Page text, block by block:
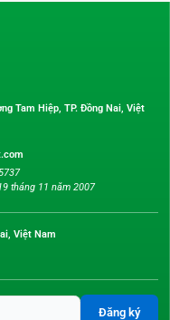
Tam Hiệp, TP. Đồng Nai, Việt
tháng 11 năm 2007
Việt Nam
Đăng ký